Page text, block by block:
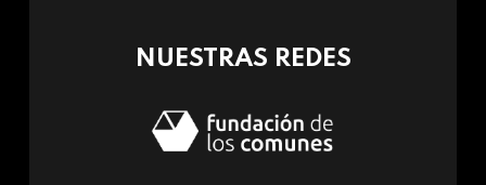
NUESTRAS REDES